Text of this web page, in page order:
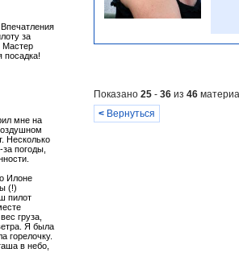
за
Мастер
посадка!
мне на
Несколько
погоды,
Илоне
(!)
пилот
груза,
Я была
горелочку.
в небо,
Показано 25 - 36 из 46
< Вернуться